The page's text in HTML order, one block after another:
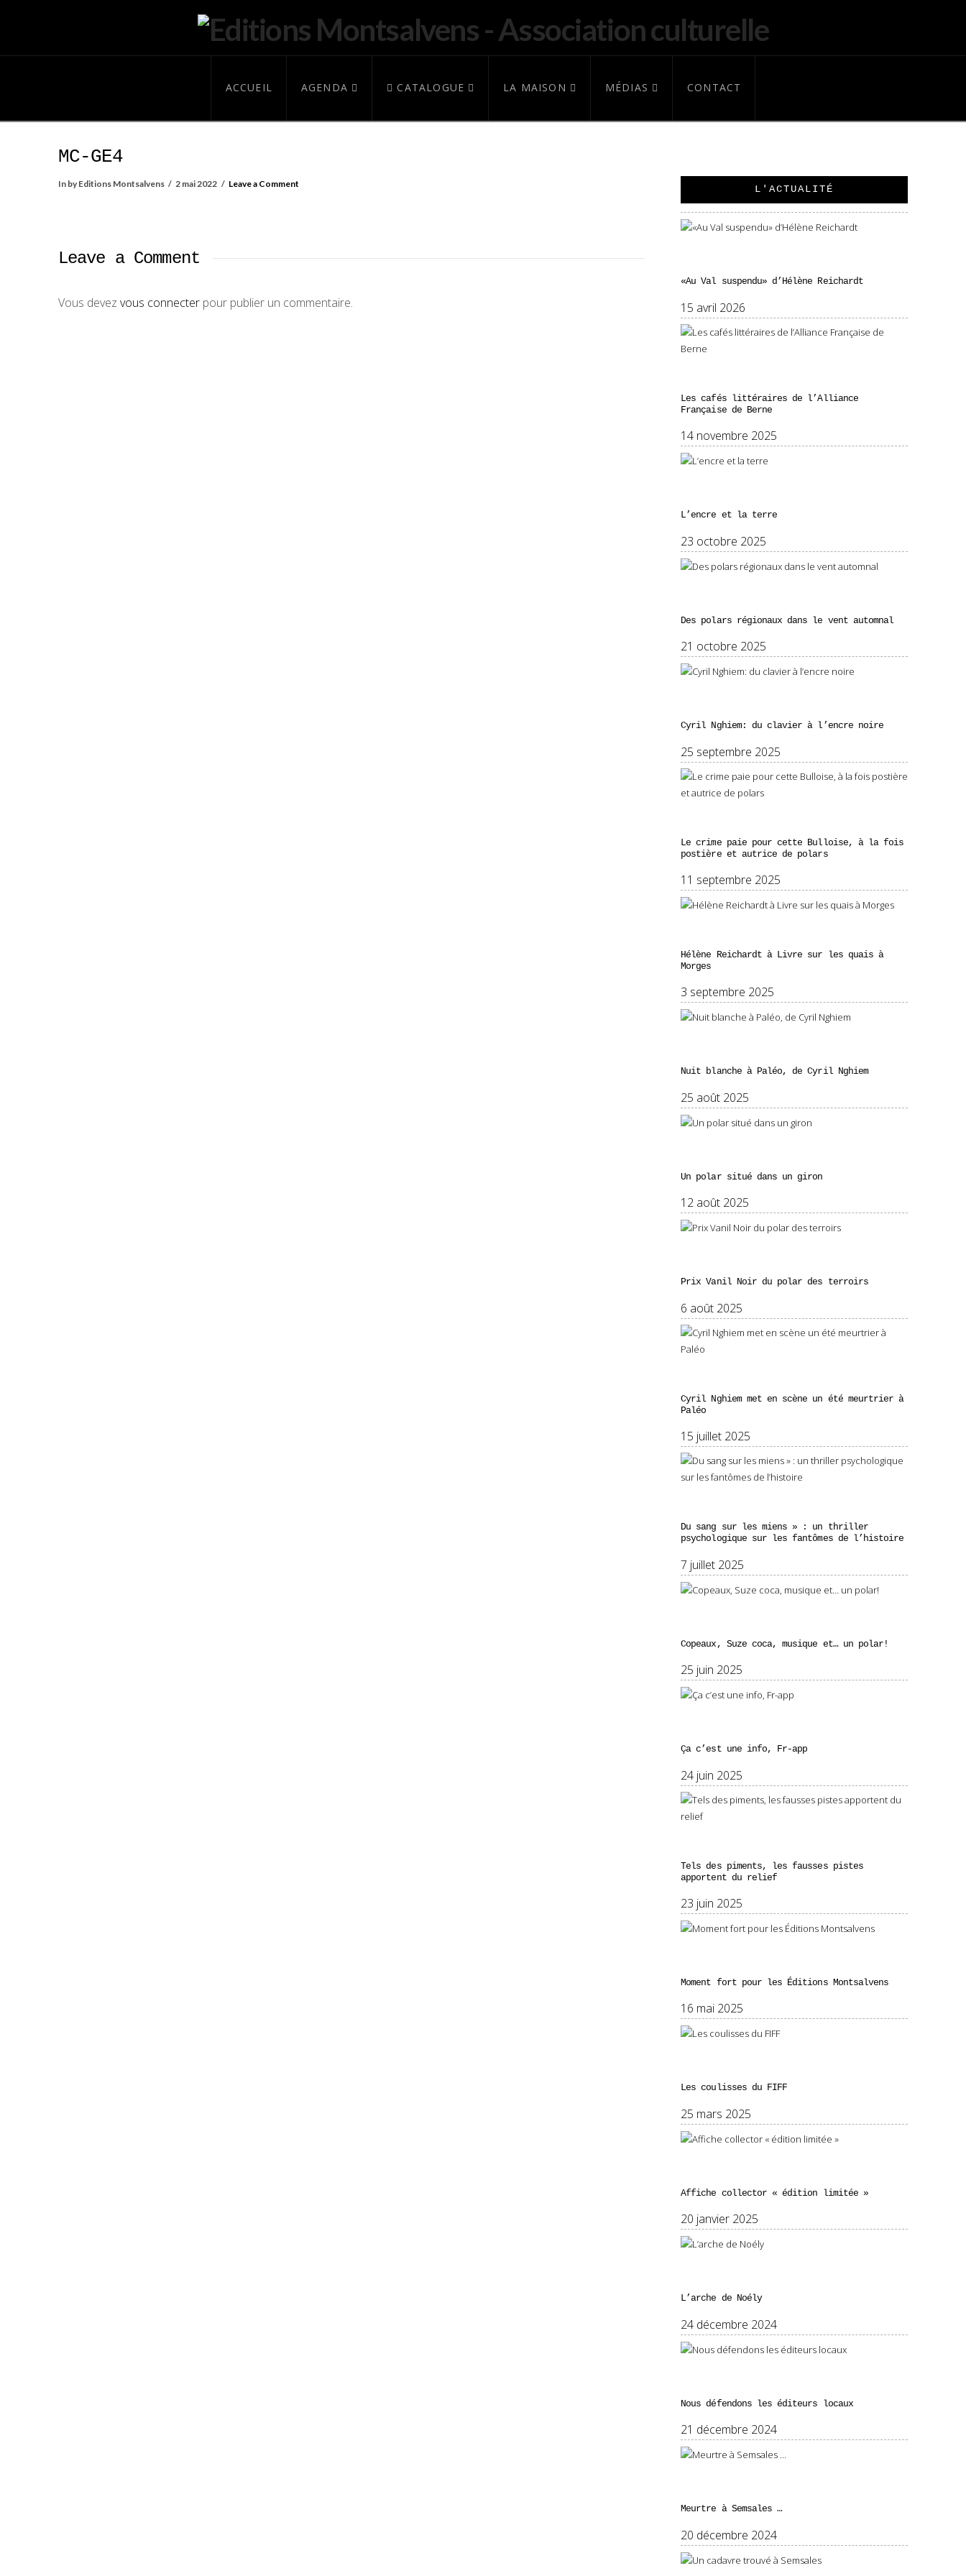
ACCUEIL AGENDA CATALOGUE LA MAISON MÉDIAS CONTACT
MC-GE4
In by Editions Montsalvens 2 mai 2022 Leave a Comment
Leave a Comment
Vous devez vous connecterpour publier un commentaire.
L'ACTUALITÉ
«Au Val suspendu» d’Hélène Reichardt
15 avril 2026
Les cafés littéraires de l’Alliance
Française de Berne
14 novembre 2025
L’encre et la terre
23 octobre 2025
Des polars régionaux dans le vent automnal
21 octobre 2025
Cyril Nghiem: du clavier à l’encre noire
25 septembre 2025
Le crime paie pour cette Bulloise, à la fois
postière et autrice de polars
11 septembre 2025
Hélène Reichardt à Livre sur les quais à
Morges
3 septembre 2025
Nuit blanche à Paléo, de Cyril Nghiem
25 août 2025
Un polar situé dans un giron
12 août 2025
Prix Vanil Noir du polar des terroirs
6 août 2025
Cyril Nghiem met en scène un été meurtrier à
Paléo
15 juillet 2025
Du sang sur les miens » : un thriller
psychologique sur les fantômes de l’histoire
7 juillet 2025
Copeaux, Suze coca, musique et… un polar!
25 juin 2025
Ça c’est une info, Fr-app
24 juin 2025
Tels des piments, les fausses pistes
apportent du relief
23 juin 2025
Moment fort pour les Éditions Montsalvens
16 mai 2025
Les coulisses du FIFF
25 mars 2025
Affiche collector « édition limitée »
20 janvier 2025
L’arche de Noély
24 décembre 2024
Nous défendons les éditeurs locaux
21 décembre 2024
Meurtre à Semsales …
20 décembre 2024